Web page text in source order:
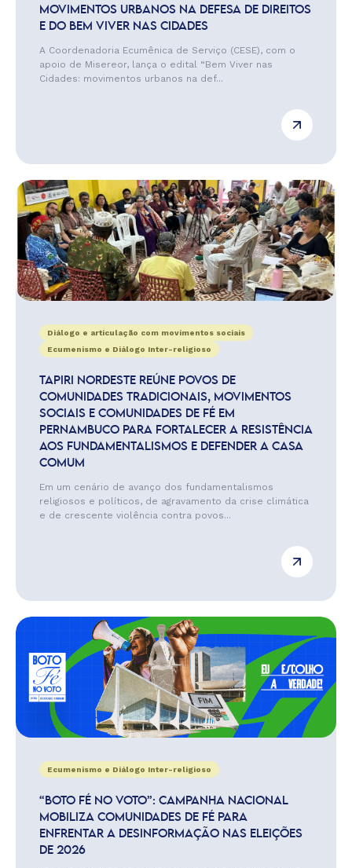
MOVIMENTOS URBANOS NA DEFESA DE DIREITOS
E DO BEM VIVER NAS CIDADES
A Coordenadoria Ecumênica de Serviço (CESE), com o
apoio de Misereor, lança o edital “Bem Viver nas
Cidades: movimentos urbanos na def...
Diálogo e articulação com movimentos sociais
Ecumenismo e Diálogo Inter-religioso
TAPIRI NORDESTE REÚNE POVOS DE
COMUNIDADES TRADICIONAIS, MOVIMENTOS
SOCIAIS E COMUNIDADES DE FÉ EM
PERNAMBUCO PARA FORTALECER A RESISTÊNCIA
AOS FUNDAMENTALISMOS E DEFENDER A CASA
COMUM
Em um cenário de avanço dos fundamentalismos
religiosos e políticos, de agravamento da crise climática
e de crescente violência contra povos...
Ecumenismo e Diálogo Inter-religioso
“BOTO FÉ NO VOTO”: CAMPANHA NACIONAL
MOBILIZA COMUNIDADES DE FÉ PARA
ENFRENTAR A DESINFORMAÇÃO NAS ELEIÇÕES
DE 2026